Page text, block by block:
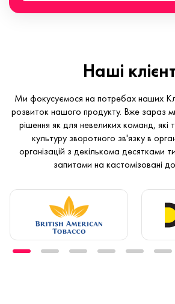
Наші
Ми фокусуємося на потребах наших
розвиток нашого продукту. Вже зараз
рішення як для невеликих команд, які
культуру зворотного зв'язку в
організацій з декількома десятками
запитами на кастомізовані